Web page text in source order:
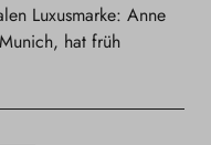
Luxusmarke: Anne
hat früh